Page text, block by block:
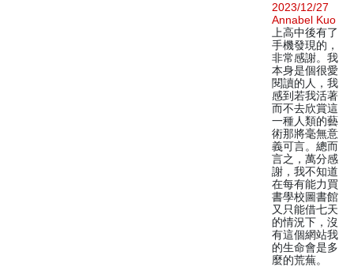
2023/12/27
Annabel Kuo
上高中後有了
手機發現的，
非常感謝。我
本身是個很愛
閱讀的人，我
感到若我活著
而不去欣賞這
一種人類的藝
術那將毫無意
義可言。總而
言之，萬分感
謝，我不知道
在每有能力買
書學校圖書館
又只能借七天
的情況下，沒
有這個網站我
的生命會是多
麼的荒蕪。